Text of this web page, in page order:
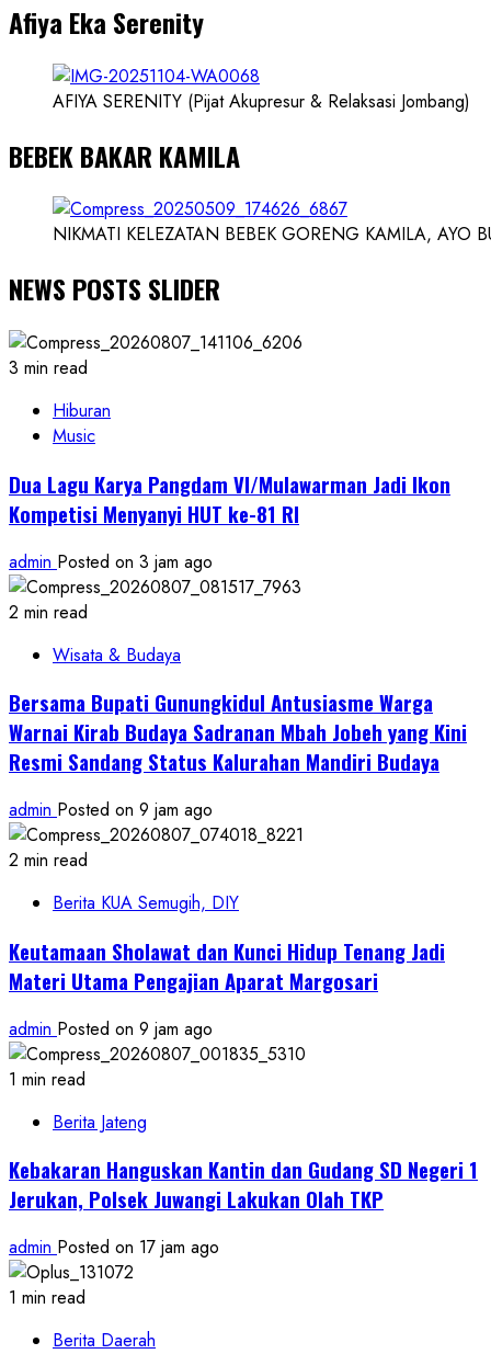
Ilmuwan
Afiya Eka Serenity
AFIYA SERENITY (Pijat Akupresur & Relaksasi Jombang)
BEBEK BAKAR KAMILA
NIKMATI KELEZATAN BEBEK GORENG KAMILA, AYO
NEWS POSTS SLIDER
3 min read
Hiburan
Music
Dua Lagu Karya Pangdam VI/Mulawarman Jadi Ikon
Kompetisi Menyanyi HUT ke-81 RI
admin Posted on 3 jam ago
2 min read
Wisata & Budaya
Bersama Bupati Gunungkidul Antusiasme Warga
Warnai Kirab Budaya Sadranan Mbah Jobeh yang Kini
Resmi Sandang Status Kalurahan Mandiri Budaya
admin Posted on 9 jam ago
2 min read
Berita KUA Semugih, DIY
Keutamaan Sholawat dan Kunci Hidup Tenang Jadi
Materi Utama Pengajian Aparat Margosari
admin Posted on 9 jam ago
1 min read
Berita Jateng
Kebakaran Hanguskan Kantin dan Gudang SD Negeri 1
Jerukan, Polsek Juwangi Lakukan Olah TKP
admin Posted on 17 jam ago
1 min read
Berita Daerah